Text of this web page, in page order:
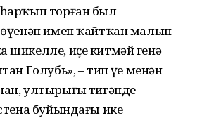
торған был
имен ҡайтҡан малын
иҫе китмәй генә
Голубь», – тип үҙе менән
ултырығыҙ тигәнде
буйындағы ике